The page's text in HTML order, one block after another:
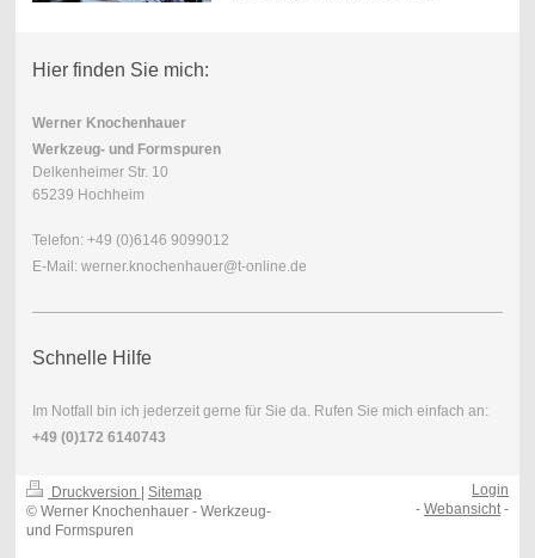
Hier finden Sie mich:
Werner Knochenhauer
Werkzeug- und Formspuren
Delkenheimer Str. 10
65239 Hochheim
Telefon: +49 (0)6146 9099012
E-Mail: werner.knochenhauer@t-online.de
Schnelle Hilfe
Im Notfall bin ich jederzeit gerne für Sie da. Rufen Sie mich einfach an:
+49 (0)172 6140743
Druckversion | Sitemap
© Werner Knochenhauer - Werkzeug-
und Formspuren
Login
-Webansicht -